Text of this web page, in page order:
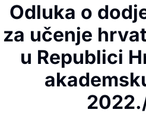
Odluka o
za učenje
u Republici